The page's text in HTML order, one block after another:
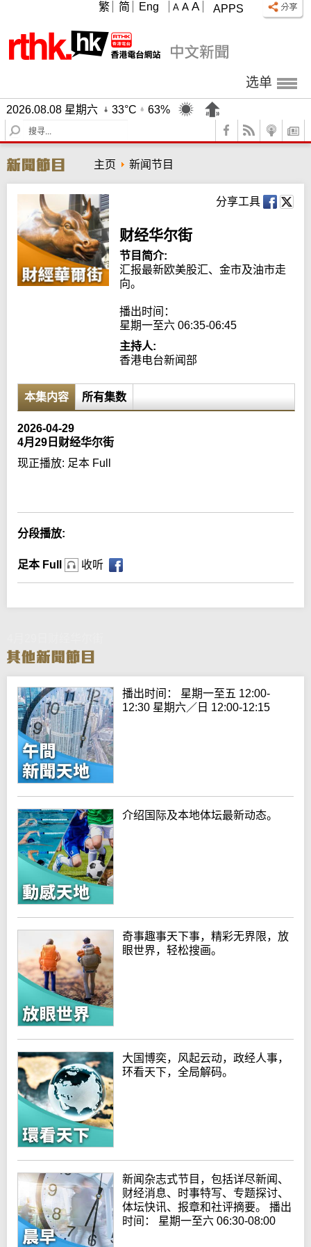
APPS
A A A
繁 简 Eng
选单
2026.08.08 星期六 33°C
63%
S
e
r
c
h
主页 新闻节目
分享工具
财经华尔街
节目简介:
汇报最新欧美股汇、金市及油市走
向。
播出时间：
星期一至六 06:35-06:45
主持人:
香港电台新闻部
本集内容 所有集数
2026-04-29
4月29日财经华尔街
现正播放: 足本 Full
分段播放:
足本 Full 收听
播出时间： 星期一至五 12:00-
12:30 星期六／日 12:00-12:15
介绍国际及本地体坛最新动态。
奇事趣事天下事，精彩无界限，放
眼世界，轻松搜画。
大国博奕，风起云动，政经人事，
环看天下，全局解码。
新闻杂志式节目，包括详尽新闻、
财经消息、时事特写、专题探讨、
体坛快讯、报章和社评摘要。 播出
时间： 星期一至六 06:30-08:00